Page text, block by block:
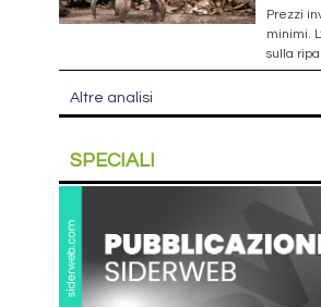
Prezzi
minimi.
sulla
Altre analisi
SPECIALI